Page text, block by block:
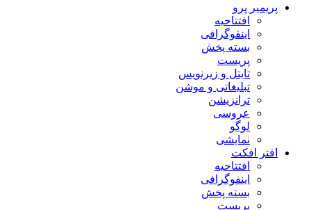
پریمیر پرو
افتتاحیه
اینفوگرافی
بسته پخش
پریست
تایتل و زیرنویس
تبلیغاتی و موشن
ترانزیشن
عروسی
لوگو
نمایشی
افتر افکت
افتتاحیه
اینفوگرافی
بسته پخش
پریست